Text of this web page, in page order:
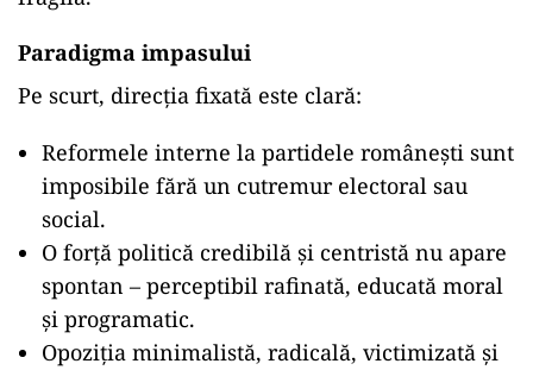
Paradigma impasului
Pe scurt, direcția fixată este clară:
Reformele interne la partidele românești sunt
imposibile fără un cutremur electoral sau
social.
O forță politică credibilă și centristă nu apare
spontan – perceptibil rafinată, educată moral
și programatic.
Opoziția minimalistă, radicală, victimizată și